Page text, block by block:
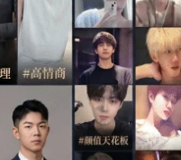
OTHER
2 HLS